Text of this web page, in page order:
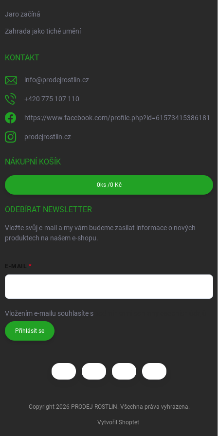
Jaro začíná
Zahrada jako tiché umění
KONTAKT
info@prodejrostlin.cz
+420 775 107 110
https://www.facebook.com/profile.php?id=61573415386181
prodejrostlin.cz
NÁKUPNÍ KOŠÍK
0 ks /0 Kč
ODEBÍRAT NEWSLETTER
Vložte svůj e-mail a my vám budeme zasílat informace o nových
produktech na našem e-shopu.
E-MAIL
Vložením e-mailu souhlasíte s
Přihlásit se
Vytvořil Shoptet
Copyright 2026 PRODEJ ROSTLIN . Všechna práva vyhrazena.